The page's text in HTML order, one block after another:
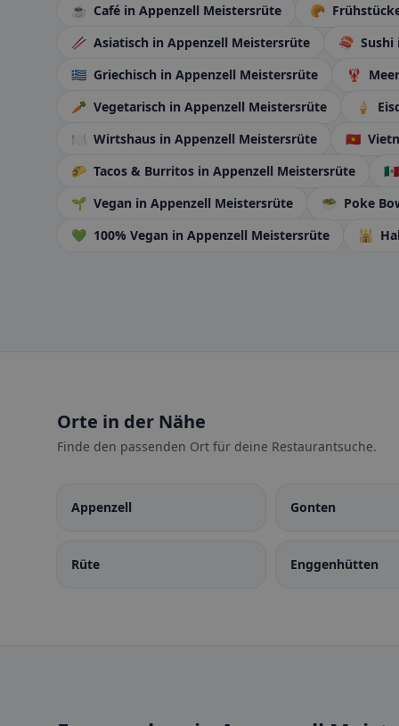
☕ Café in Appenzell Meistersrüte 🥐
🥢 Asiatisch in Appenzell Meistersrüte 🍣 Sushi
🇬🇷 Griechisch in Appenzell Meistersrüte 🦞
🥕 Vegetarisch in Appenzell Meistersrüte 🍦
🍽️ Wirtshaus in Appenzell Meistersrüte 🇻🇳
🌮 Tacos & Burritos in Appenzell Meistersrüte 🇲🇽
🌱 Vegan in Appenzell Meistersrüte 🥗 Poke
💚 100% Vegan in Appenzell Meistersrüte 🕌
Orte in der Nähe
Finde den passenden Ort für deine Restaurantsuche.
Appenzell Gonten
Rüte Enggenhütten